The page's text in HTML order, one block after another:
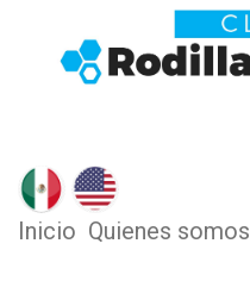
Inicio Quienes somos